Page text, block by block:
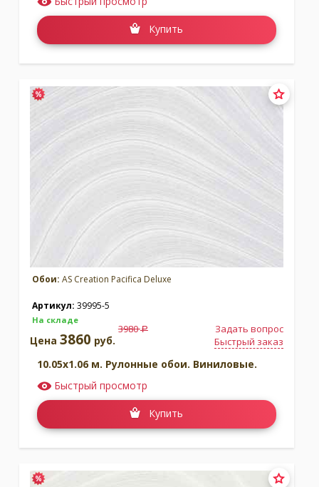
Купить
Обои: AS Creation Pacifica Deluxe
Артикул: 39995-5
На складе
Задать вопрос
Быстрый заказ
Цена 3860 руб.
3980a
10.05x1.06 м. Рулонные обои. Виниловые.
Быстрый просмотр
Купить